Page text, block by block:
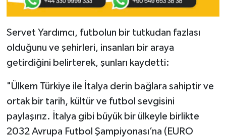
Servet Yardımcı, futbolun bir tutkudan fazlası
olduğunu ve şehirleri, insanları bir araya
getirdiğini belirterek, şunları kaydetti:
"Ülkem Türkiye ile İtalya derin bağlara sahiptir ve
ortak bir tarih, kültür ve futbol sevgisini
paylaşırız. İtalya gibi büyük bir ülkeyle birlikte
2032 Avrupa Futbol Şampiyonası’na (EURO